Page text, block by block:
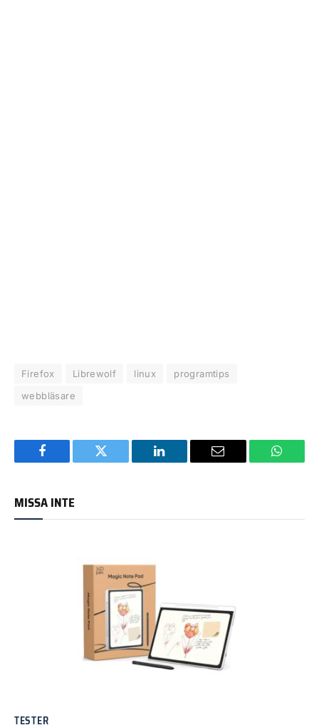
Firefox Librewolf linux
programtips
webbläsare
Facebook Twitter LinkedIn Email
MISSA INTE
TESTER